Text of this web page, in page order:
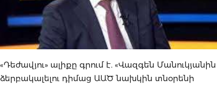
«Դեժավյու» ալիքը գրում է. «Վազգեն Մանուկյանին
ձերբակալելու դիմաց ԱԱԾ նախկին տնօրենի